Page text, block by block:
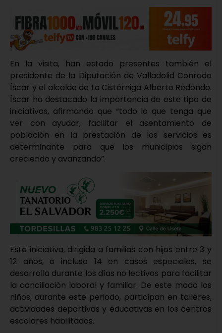
En la visita, han estado presentes también el
presidente de la Diputación de Valladolid Conrado
Íscar y el alcalde de La Cistérniga Alberto Redondo.
Íscar ha destacado la importancia de este tipo de
iniciativas, afirmando que “todo lo que tenga que
ver con ayudar, facilitar el asentamiento de
población en la prestación de los servicios es
determinante para que los municipios sigan
creciendo y avanzando”.
Esta iniciativa, dirigida a familias con hijos entre 3 y
12 años, o incluso 14 en casos especiales, se
desarrolla durante los días no lectivos para facilitar
la conciliación laboral y familiar. De este modo los
niños, durante este periodo, participan en talleres,
actividades deportivas y educativas en los centros
escolares habilitados.